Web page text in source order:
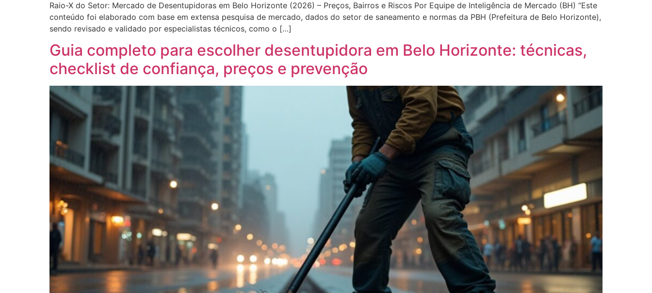
Raio-X do Setor: Mercado de Desentupidoras em Belo Horizonte (2026) – Preços, Bairros e Riscos Por Equipe de Inteligência de Mercado (BH) “Este
conteúdo foi elaborado com base em extensa pesquisa de mercado, dados do setor de saneamento e normas da PBH (Prefeitura de Belo Horizonte),
sendo revisado e validado por especialistas técnicos, como o […]
Guia completo para escolher desentupidora em Belo Horizonte: técnicas,
checklist de confiança, preços e prevenção